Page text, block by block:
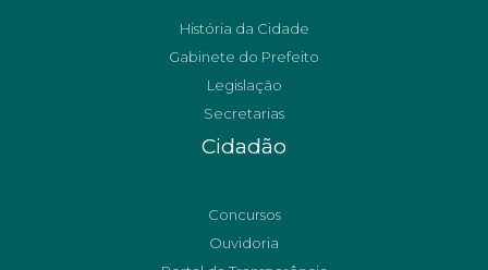
História da Cidade
Gabinete do Prefeito
Legislação
Secretarias
Cidadão
Concursos
Ouvidoria